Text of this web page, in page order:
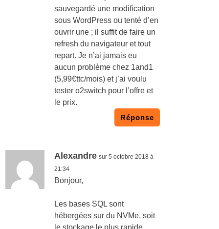
sauvegardé une modification
sous WordPress ou tenté d’en
ouvrir une ; il suffit de faire un
refresh du navigateur et tout
repart. Je n’ai jamais eu
aucun problème chez 1and1
(5,99€ttc/mois) et j’ai voulu
tester o2switch pour l’offre et
le prix.
Réponse
Alexandre sur 5 octobre 2018 à
21:34
Bonjour,
Les bases SQL sont
hébergées sur du NVMe, soit
le stockage le plus rapide